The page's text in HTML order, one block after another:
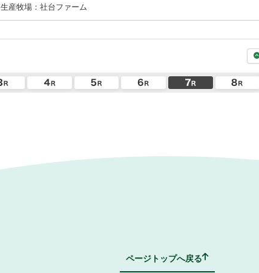
生産牧場：社台ファーム
ページトップへ戻る